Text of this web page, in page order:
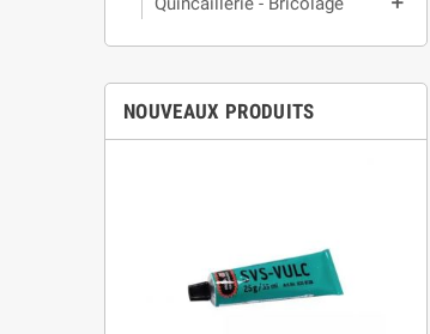
NOUVEAUX PRODUITS